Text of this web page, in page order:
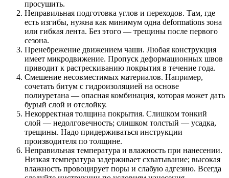
просушить.
Неправильная подготовка углов и переходов. Там, где
есть изгибы, нужна как минимум одна deformations зона
или гибкая лента. Без этого — трещины после первого
сезона.
Пренебрежение движением чаши. Любая конструкция
имеет микродвижение. Пропуск деформационных швов
приводит к растрескиванию покрытия в течение года.
Смешение несовместимых материалов. Например,
сочетать битум с гидроизоляцией на основе
полиуретана — опасная комбинация, которая может дать
бурый слой и отслойку.
Некорректная толщина покрытия. Слишком тонкий
слой — недолговечность; слишком толстый — усадка,
трещины. Надо придерживаться инструкции
производителя по толщине.
Неправильная температура и влажность при нанесении.
Низкая температура задерживает схватывание; высокая
влажность провоцирует поры и слабую адгезию. Всегда